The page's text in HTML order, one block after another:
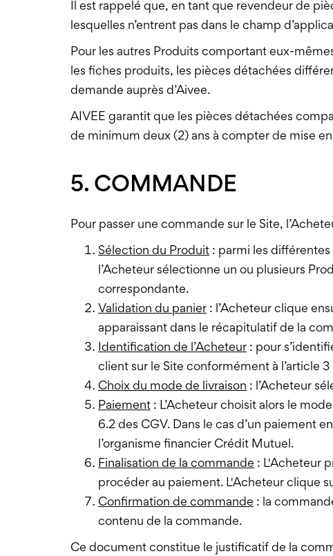
Il est rappelé que, en tant que revendeur de
lesquelles n’entrent pas dans le champ
Pour les autres Produits comportant eux-
les fiches produits, les pièces détachées
demande auprès d’Aivee.
AIVEE garantit que les pièces détachées
de minimum deux (2) ans à compter de mise
5. COMMANDE
Pour passer une commande sur le Site,
Sélection du Produit : parmi les
l’Acheteur sélectionne un ou plusieurs
correspondante.
Validation du panier : l’Acheteur clique
apparaissant dans le récapitulatif de la
Identification de l’Acheteur : pour
client sur le Site conformément à l’article
Choix du mode de livraison : l’Acheteur
Paiement : L’Acheteur choisit alors le
6.2 des CGV. Dans le cas d’un paiement
l’organisme financier Crédit Mutuel.
Finalisation de la commande : L'Acheteur
procéder au paiement. L'Acheteur clique
Confirmation de commande : la
contenu de la commande.
Ce document constitue le justificatif de la